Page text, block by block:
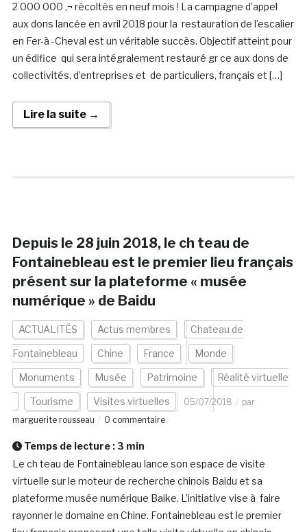
2 000 000 ‚¬ récoltés en neuf mois ! La campagne d’appel
aux dons lancée en avril 2018 pour la restauration de l’escalier
en Fer-à -Cheval est un véritable succès. Objectif atteint pour
un édifice qui sera intégralement restauré gr ce aux dons de
collectivités, d’entreprises et de particuliers, français et […]
Lire la suite →
Depuis le 28 juin 2018, le ch teau de
Fontainebleau est le premier lieu français
présent sur la plateforme « musée
numérique » de Baidu
ACTUALITÉS Actus membres Chateau de
Fontainebleau Chine France Monde
Monuments Musée Patrimoine Réalité virtuelle
Tourisme Visites virtuelles 05/07/2018
par
marguerite rousseau
0 commentaire
Temps de lecture : 3 min
Le ch teau de Fontainebleau lance son espace de visite
virtuelle sur le moteur de recherche chinois Baidu et sa
plateforme musée numérique Baike. L’initiative vise à faire
rayonner le domaine en Chine. Fontainebleau est le premier